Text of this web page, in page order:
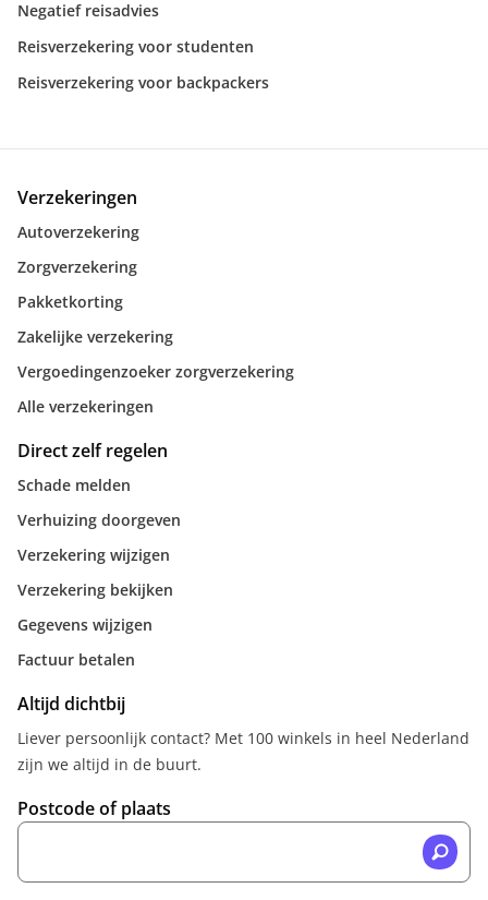
Negatief reisadvies
Reisverzekering voor studenten
Reisverzekering voor backpackers
Verzekeringen
Autoverzekering
Zorgverzekering
Pakketkorting
Zakelijke verzekering
Vergoedingenzoeker zorgverzekering
Alle verzekeringen
Direct zelf regelen
Schade melden
Verhuizing doorgeven
Verzekering wijzigen
Verzekering bekijken
Gegevens wijzigen
Factuur betalen
Altijd dichtbij
Liever persoonlijk contact? Met 100 winkels in heel Nederland
zijn we altijd in de buurt.
Postcode of plaats